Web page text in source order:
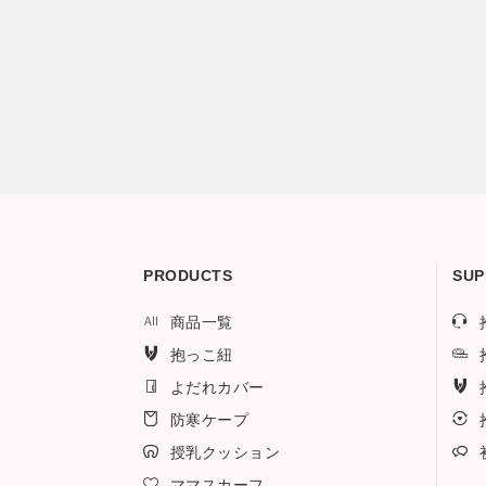
PRODUCTS
商品一覧
抱っこ紐
よだれカバー
防寒ケープ
授乳クッション